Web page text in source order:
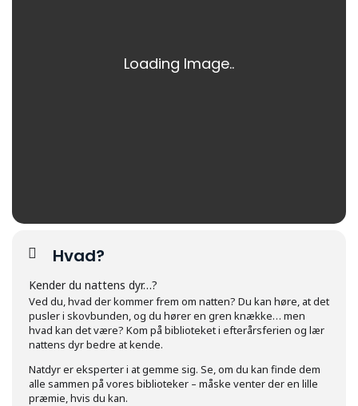
Hvad?
Kender du nattens dyr…?
Ved du, hvad der kommer frem om natten? Du kan høre, at det
pusler i skovbunden, og du hører en gren knække… men
hvad kan det være? Kom på biblioteket i efterårsferien og lær
nattens dyr bedre at kende.
Natdyr er eksperter i at gemme sig. Se, om du kan finde dem
alle sammen på vores biblioteker – måske venter der en lille
præmie, hvis du kan.